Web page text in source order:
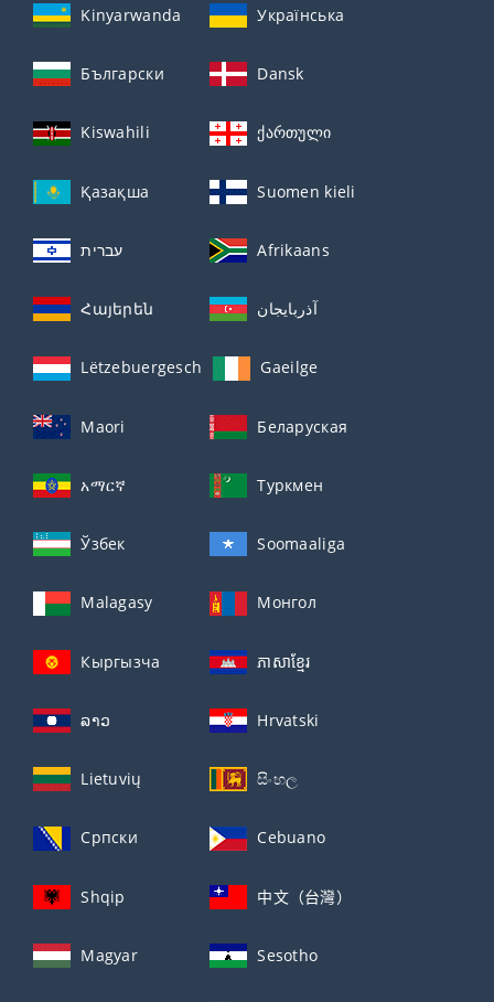
Kinyarwanda Українська
Български Dansk
Kiswahili ქართული
Қазақша Suomen kieli
עברית Afrikaans
Հայերեն آذربايجان
Lëtzebuergesch Gaeilge
Maori Беларуская
አማርኛ Туркмен
Ўзбек Soomaaliga
Malagasy Монгол
Кыргызча ភាសាខ្មែរ
ລາວ Hrvatski
Lietuvių සිංහල
Српски Cebuano
Shqip 中文（台灣）
Magyar Sesotho